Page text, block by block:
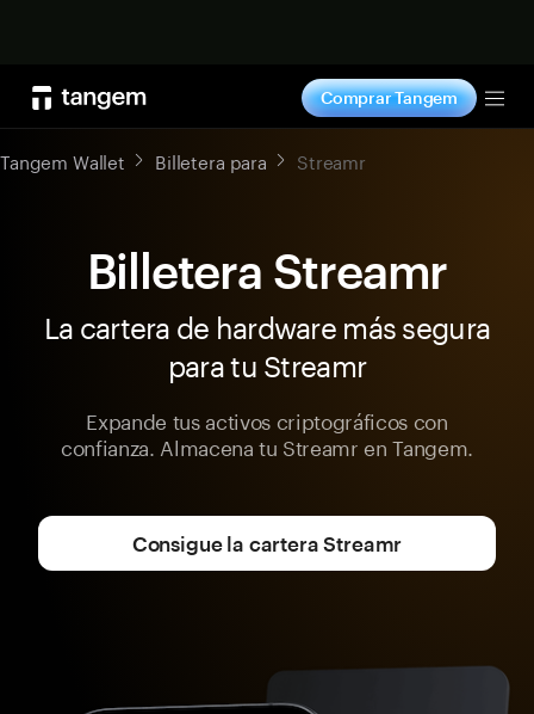
Comprar Tangem
Tangem Wallet Billetera para Streamr
Billetera Streamr
La cartera de hardware más segura
para tu Streamr
Expande tus activos criptográficos con
confianza. Almacena tu Streamr en Tangem.
Consigue la cartera Streamr